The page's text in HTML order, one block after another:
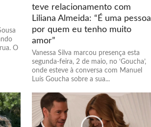
O
teve relacionamento com
Liliana Almeida: “É uma pessoa
por quem eu tenho muito
amor”
Vanessa Silva marcou presença esta
segunda-feira, 2 de maio, no ‘Goucha’,
onde esteve à conversa com Manuel
Luís Goucha sobre a sua...